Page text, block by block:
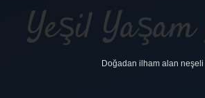
Yeşil
Doğadan ilham alan